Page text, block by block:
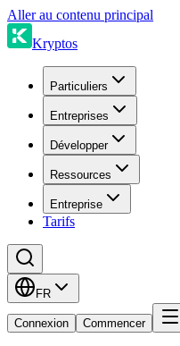
Aller au contenu principal
Kryptos
Particuliers
Entreprises
Développer
Ressources
Entreprise
Tarifs
FR
Connexion Commencer